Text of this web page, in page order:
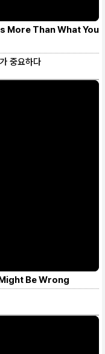
More Than What You
중요하다
Be Wrong